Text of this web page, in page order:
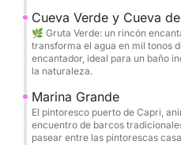
momento: vistas
paradisíacas y lugares
Navegaremos alrededor
Verde, donde el agua
Te cautivará la
Cueva Verde y Cueva
🌿 Gruta Verde: un rincón
transforma el agua en mil tonos
encantador, ideal para un baño
la naturaleza.
Marina Grande
El pintoresco puerto de Capri,
encuentro de barcos
pasear entre las pintorescas